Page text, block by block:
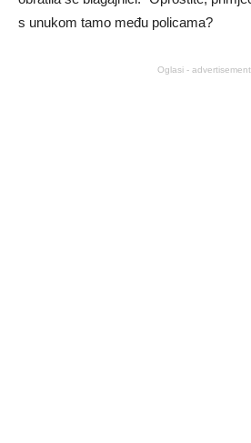
s unukom tamo među policama?
Oglasi - advertisement